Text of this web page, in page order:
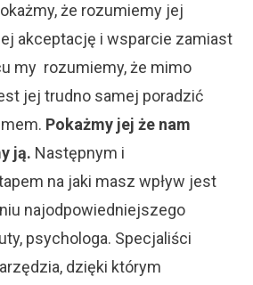
że rozumiemy jej
akceptację i wsparcie zamiast
my rozumiemy, że mimo
jej trudno samej poradzić
Pokażmy jej że nam
ją. Następnym i
na jaki masz wpływ jest
najodpowiedniejszego
psychologa. Specjaliści
dzięki którym